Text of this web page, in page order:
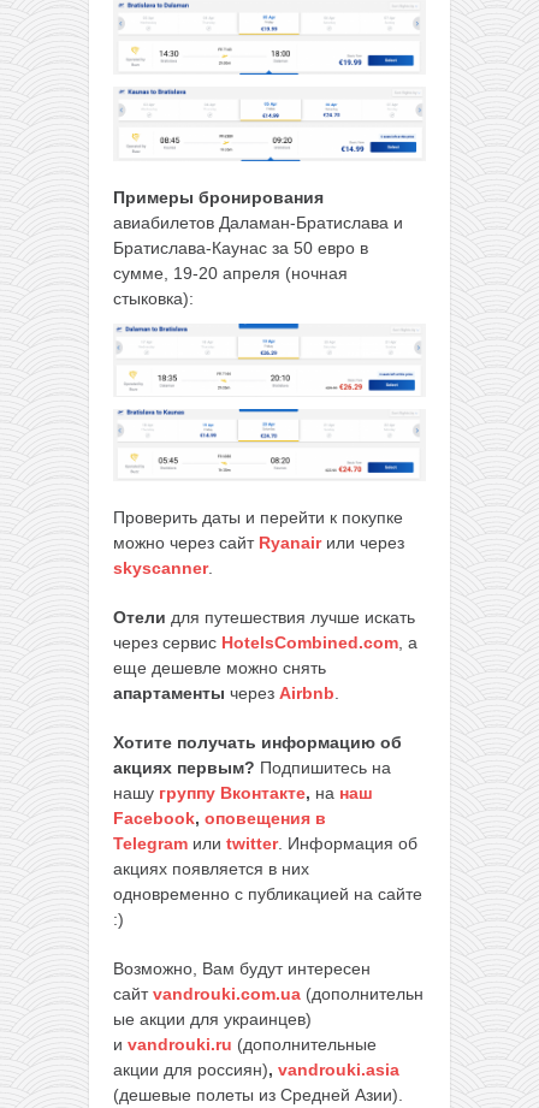
Примеры бронирования
авиабилетов Даламан-Братислава и
Братислава-Каунас за 50 евро в
сумме, 19-20 апреля (ночная
стыковка):
Проверить даты и перейти к покупке
можно через сайт Ryanairили через
skyscanner.
Отели для путешествия лучше искать
через сервис HotelsCombined.com , а
еще дешевле можно снять
апартаменты через Airbnb
Хотите получать информацию об
акциях первым? Подпишитесь на
нашу группу Вконтакте, на наш
Facebook, оповещения в
Telegram или twitter. Информация об
акциях появляется в них
одновременно с публикацией на сайте
:)
Возможно, Вам будут интересен
сайтvandrouki.com.ua (дополнительн
ые акции для украинцев)
и vandrouki.ru (дополнительные
акции для россиян), vandrouki.asia
(дешевые полеты из Средней Азии).